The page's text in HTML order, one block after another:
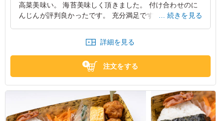
高菜美味い。 海苔美味しく頂きました。 付け合わせのに
んじんが評判良かったです。 充分満足ですが、出来れば
東京都板橋区栄町2025/09/01
続きを見る
詳細を見る
注文をする